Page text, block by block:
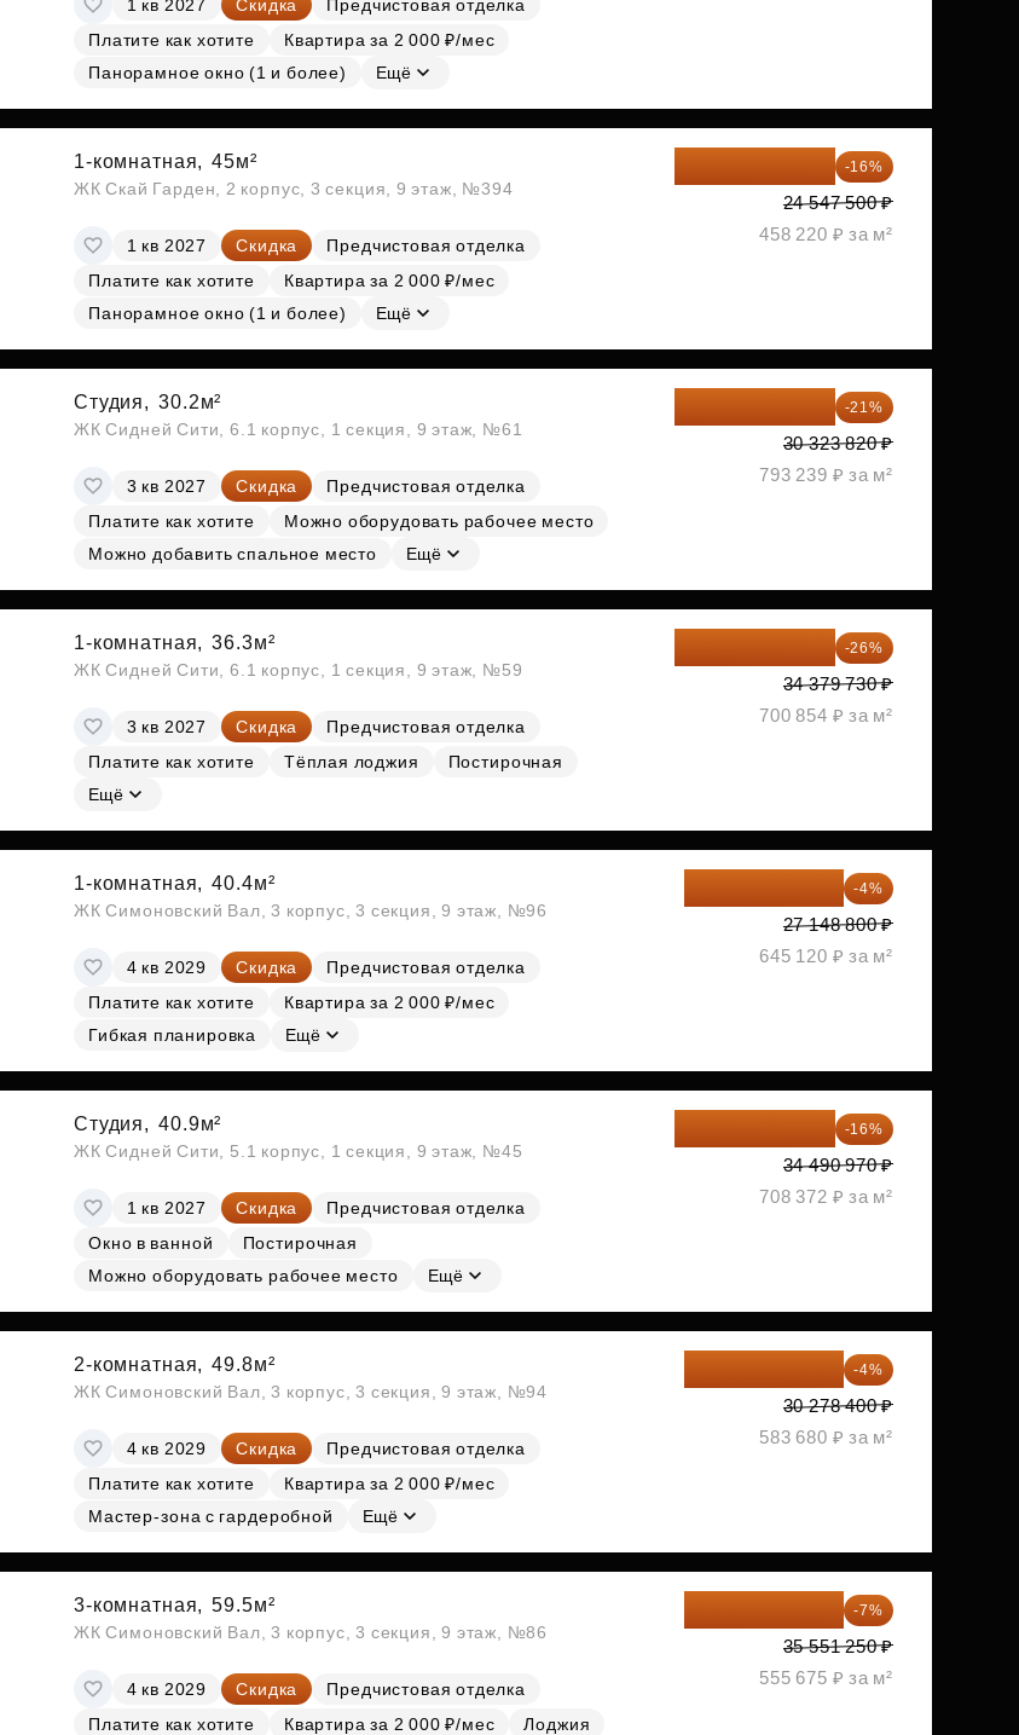
Субсидии
1 кв 2027 Скидка
Предчистовая отделка
Платите как хотите
Квартира за 2 000 ₽/мес
Панорамное окно (1 и более)
Ещё
1-комнатная, 45м²
ЖК Скай Гарден, 2 корпус, 3 секция, 9 этаж, №394
1 кв 2027 Скидка
Предчистовая отделка
Платите как хотите
Квартира за 2 000 ₽/мес
Панорамное окно (1 и более)
Ещё
-16%
24 547 500 ₽
458 220 ₽ за м²
Студия, 30.2м²
ЖК Сидней Сити, 6.1 корпус, 1 секция, 9 этаж, №61
3 кв 2027 Скидка
Предчистовая отделка
Платите как хотите
Можно оборудовать рабочее место
Можно добавить спальное место
Ещё
-21%
30 323 820 ₽
793 239 ₽ за м²
1-комнатная, 36.3м²
ЖК Сидней Сити, 6.1 корпус, 1 секция, 9 этаж, №59
3 кв 2027 Скидка
Предчистовая отделка
Платите как хотите
Тёплая лоджия
Постирочная
Ещё
-26%
34 379 730 ₽
700 854 ₽ за м²
1-комнатная, 40.4м²
ЖК Симоновский Вал, 3 корпус, 3 секция, 9 этаж, №96
4 кв 2029 Скидка
Предчистовая отделка
Платите как хотите
Квартира за 2 000 ₽/мес
Гибкая планировка
Ещё
26 062 848 ₽ -4%
27 148 800 ₽
645 120 ₽ за м²
Студия, 40.9м²
ЖК Сидней Сити, 5.1 корпус, 1 секция, 9 этаж, №45
1 кв 2027 Скидка
Предчистовая отделка
Окно в ванной
Постирочная
Можно оборудовать рабочее место
Ещё
-16%
34 490 970 ₽
708 372 ₽ за м²
2-комнатная, 49.8м²
ЖК Симоновский Вал, 3 корпус, 3 секция, 9 этаж, №94
4 кв 2029 Скидка
Предчистовая отделка
Платите как хотите
Квартира за 2 000 ₽/мес
Мастер-зона с гардеробной
Ещё
29 067 264 ₽ -4%
30 278 400 ₽
583 680 ₽ за м²
3-комнатная, 59.5м²
ЖК Симоновский Вал, 3 корпус, 3 секция, 9 этаж, №86
4 кв 2029 Скидка
Предчистовая отделка
Платите как хотите
Квартира за 2 000 ₽/мес
Лоджия
33 062 663 ₽ -7%
35 551 250 ₽
555 675 ₽ за м²